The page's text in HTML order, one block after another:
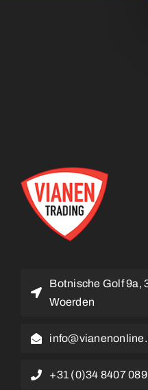
Botnische Golf 9a,
Woerden
+31 (0)34 8407 089